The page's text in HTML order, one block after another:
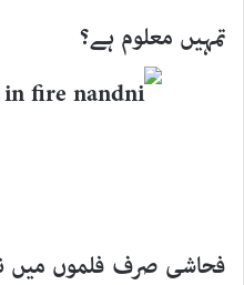
تمہیں معلوم ہے؟
فحاشی صرف فلموں میں